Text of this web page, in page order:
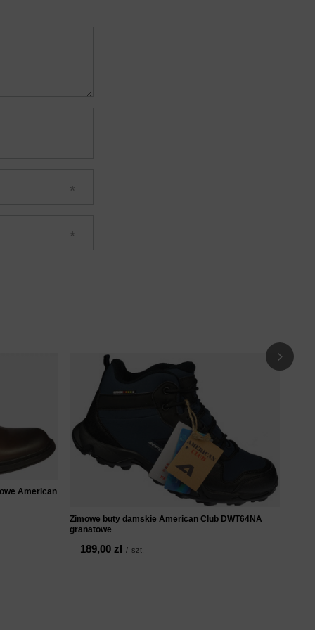
American
Zimowe buty damskie American Club DWT64NA
granatowe
189,00 zł / szt.